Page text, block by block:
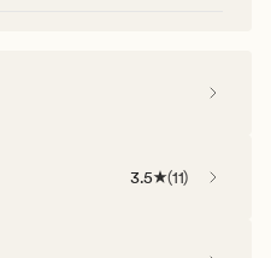
3.5 (11)